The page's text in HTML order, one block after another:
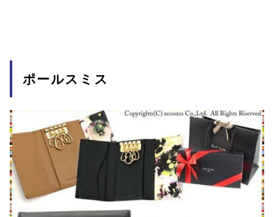
ポールスミス